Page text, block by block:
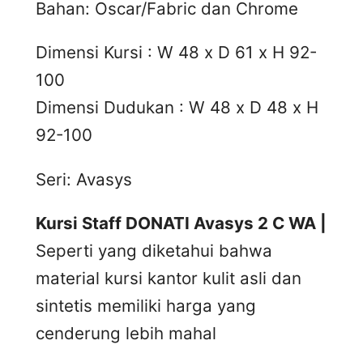
Bahan: Oscar/Fabric dan Chrome
Dimensi Kursi : W 48 x D 61 x H 92-
100
Dimensi Dudukan : W 48 x D 48 x H
92-100
Seri: Avasys
Kursi Staff DONATI Avasys 2 C WA |
Seperti yang diketahui bahwa
material kursi kantor kulit asli dan
sintetis memiliki harga yang
cenderung lebih mahal